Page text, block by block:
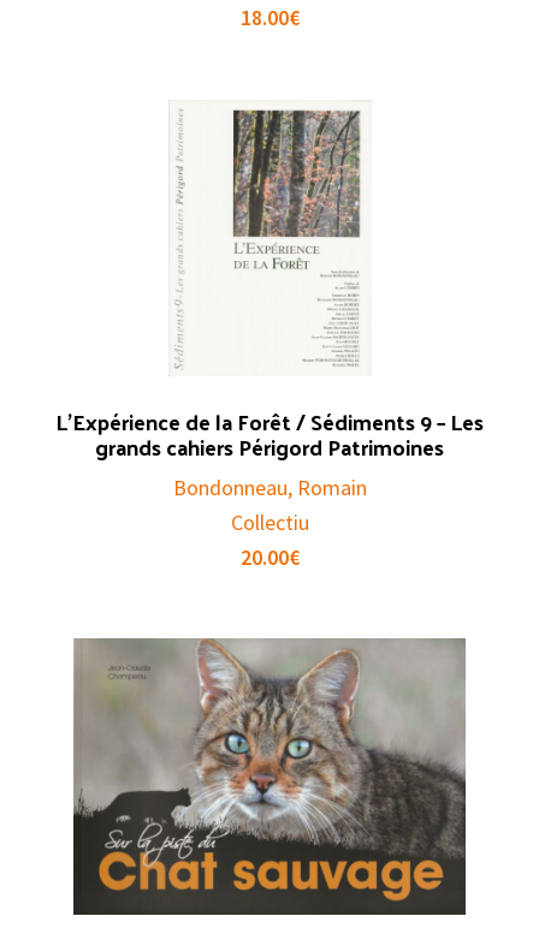
18.00€
L’Expérience de la Forêt / Sédiments 9 – Les
grands cahiers Périgord Patrimoines
Bondonneau, Romain
Collectiu
20.00€